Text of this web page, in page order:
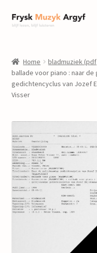
Ga
door
navigatie
Ga
naar
inhoud
informatie
nieuws
events
contact
Home bladmuziek
ballade voor piano : naar de
gedichtencyclus van Jozef
Visser